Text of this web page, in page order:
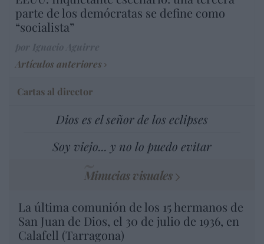
parte de los demócratas se define como
“socialista”
Artículos anteriores
Cartas al director
Dios es el señor de los eclipses
Soy viejo... y no lo puedo evitar
Minucias visuales
La última comunión de los 15 hermanos de
San Juan de Dios, el 30 de julio de 1936, en
Calafell (Tarragona)